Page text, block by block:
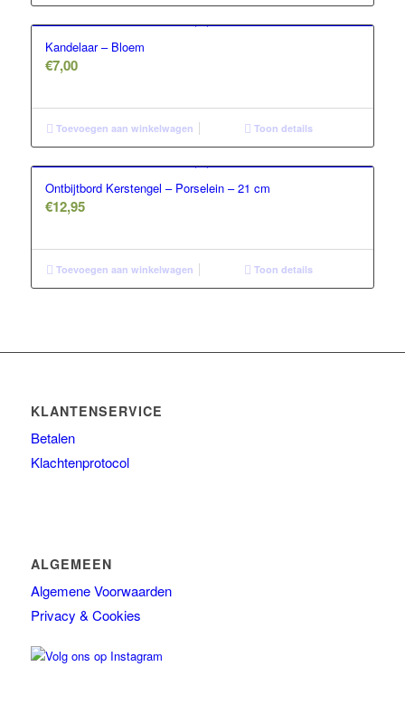
Kandelaar – Bloem
€7,00
Toevoegen aan winkelwagen Toon details
Ontbijtbord Kerstengel – Porselein – 21 cm
€12,95
Toevoegen aan winkelwagen Toon details
KLANTENSERVICE
Betalen
Klachtenprotocol
ALGEMEEN
Algemene Voorwaarden
Privacy & Cookies